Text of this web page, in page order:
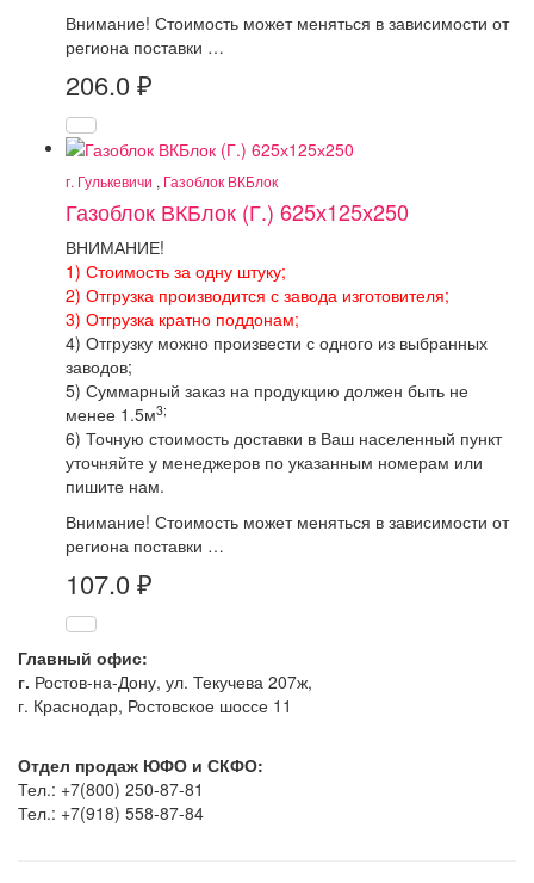
Внимание! Стоимость может меняться в зависимости от
региона поставки …
206.0 ₽
г. Гулькевичи , Газоблок ВКБлок
Газоблок ВКБлок (Г.) 625х125х250
ВНИМАНИЕ!
1) Стоимость за одну штуку;
2) Отгрузка производится с завода изготовителя;
3) Отгрузка кратно поддонам;
4) Отгрузку можно произвести с одного из выбранных
заводов;
5) Суммарный заказ на продукцию должен быть не
менее 1.5м3;
6) Точную стоимость доставки в Ваш населенный пункт
уточняйте у менеджеров по указанным номерам или
пишите нам.
Внимание! Стоимость может меняться в зависимости от
региона поставки …
107.0 ₽
Главный офис:
г. Ростов-на-Дону, ул. Текучева 207ж,
г. Краснодар, Ростовское шоссе 11
Отдел продаж ЮФО и СКФО:
Тел.: +7(800) 250-87-81
Тел.: +7(918) 558-87-84